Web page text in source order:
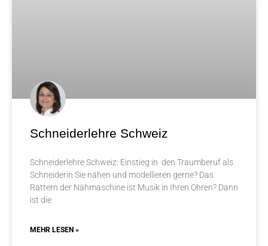
Schneiderlehre Schweiz
Schneiderlehre Schweiz: Einstieg in den Traumberuf als
Schneiderin Sie nähen und modellieren gerne? Das
Rattern der Nähmaschine ist Musik in Ihren Ohren? Dann
ist die
MEHR LESEN »